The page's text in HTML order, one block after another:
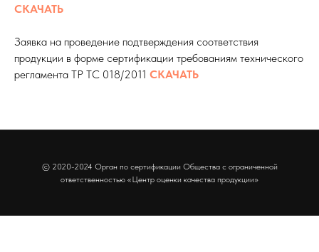
СКАЧАТЬ
Заявка на проведение подтверждения соответствия
продукции в форме сертификации требованиям технического
регламента ТР ТС 018/2011 СКАЧАТЬ
© 2020-2024 Орган по сертификации Общества с ограниченной
ответственностью «Центр оценки качества продукции»